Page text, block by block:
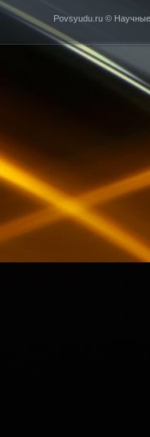
Povsyudu.ru © Научные